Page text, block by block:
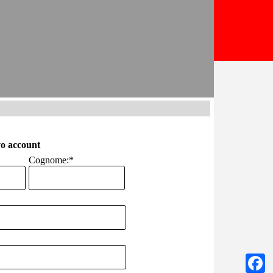
account
Cognome:*